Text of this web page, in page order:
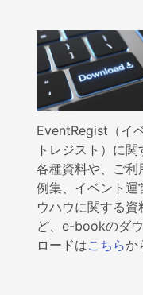
個人情報苦情及び相談
イベントレジスト株
E-Mail ：
受付時間 ： 10:00～
させていただきます。
EventRegist（イ
トレジスト）に関
各種資料や、ご利
例集、イベント運
ウハウに関する資
ど、e-bookのダ
ロードはこちらか